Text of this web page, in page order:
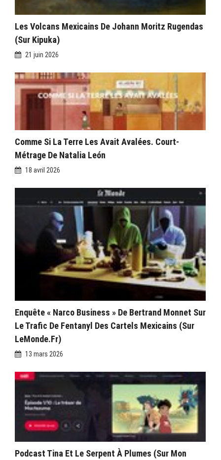
Les Volcans Mexicains De Johann Moritz Rugendas
(sur Kipuka)
21 juin 2026
Comme Si La Terre Les Avait Avalées. Court-
Métrage De Natalia León
18 avril 2026
Enquête « Narco Business » De Bertrand Monnet Sur
Le Trafic De Fentanyl Des Cartels Mexicains (sur
LeMonde.fr)
13 mars 2026
Podcast Tina Et Le Serpent À Plumes (sur Mon